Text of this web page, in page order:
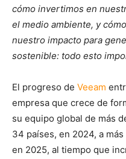
cómo invertimos en
el medio ambiente, y
nuestro impacto para
sostenible: todo esto
El progreso de Veeam
empresa que crece de
su equipo global de más
34 países, en 2024, a
en 2025, al tiempo que